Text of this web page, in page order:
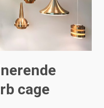
cage